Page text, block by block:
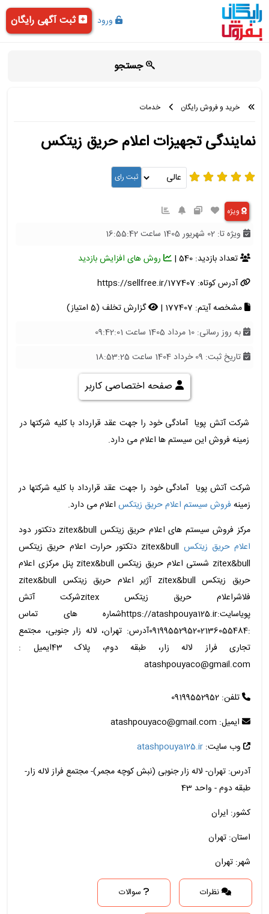
ورود ثبت آگهی رایگان
جستجو
خرید و فروش رایگان خدمات
نمایندگی تجهیزات اعلام حریق زیتکس
ویژه
ویژه تا: 02 شهریور 1405 ساعت 16:55:42
تعداد بازدید: 540 |
روش های افزایش بازدید
آدرس کوتاه: https://sellfree.ir/177407
مشخصه آیتم: 177407 |
گزارش تخلف (5 امتیاز)
به روز رسانی: 10 مرداد 1405 ساعت 09:42:01
تاریخ ثبت: 09 خرداد 1404 ساعت 18:53:25
صفحه اختصاصی کاربر
شرکت آتش پویا آمادگی خود را جهت عقد قرارداد با کلیه شرکتها در
زمینه فروش این سیستم ها اعلام می دارد.
شرکت آتش پویا آمادگی خود را جهت عقد قرارداد با کلیه شرکتها در
زمینه فروش سیستم اعلام حریق زیتکس اعلام می دارد.
مرکز فروش سیستم های اعلام حریق زیتکس zitex&bull دتکتور دود
اعلام حریق زیتکس
zitex&bull دتکتور حرارت اعلام حریق زیتکس
zitex&bull شستی اعلام حریق زیتکس zitex&bull پنل مرکزی اعلام
حریق زیتکس zitex&bull آژیر اعلام حریق زیتکس zitex&bull
فلاشراعلام حریق زیتکس zitexشرکت آتش
پویاسایت:https://atashpouya125.irشماره های تماس
:0919955295202136055484آدرس: تهران، لاله زار جنوبی، مجتمع
تجاری فراز لاله زار، طبقه دوم، پلاک 43ایمیل :
atashpouyaco@gmail.com
تلفن: 09199552952
ایمیل: atashpouyaco@gmail.com
وب سایت:atashpouya125.ir
آدرس: تهران- لاله زار جنوبی (نبش کوچه مجمر)- مجتمع فراز لاله زار-
طبقه دوم - واحد 43
کشور: ایران
استان: تهران
شهر: تهران
نظرات سوالات